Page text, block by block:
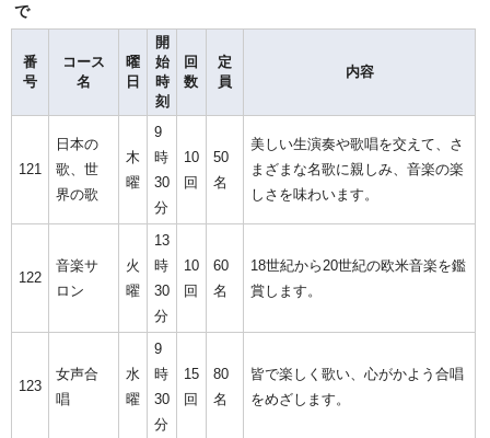
で
番
号
コース
名
曜
日
開
始
時
刻
回
数
定
員
内容
121
日本の
歌、世
界の歌
木
曜
9
時
30
分
10
回
50
名
美しい生演奏や歌唱を交えて、さ
まざまな名歌に親しみ、音楽の楽
しさを味わいます。
122
音楽サ
ロン
火
曜
13
時
30
分
10
回
60
名
18世紀から20世紀の欧米音楽を鑑
賞します。
123
女声合
唱
水
曜
9
時
30
分
15
回
80
名
皆で楽しく歌い、心がかよう合唱
をめざします。